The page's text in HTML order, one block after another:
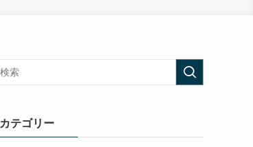
カテゴリー